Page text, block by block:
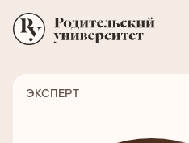
ЭКСПЕРТ